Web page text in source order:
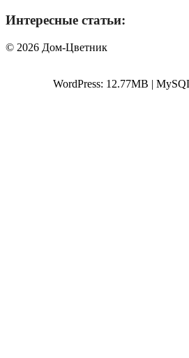
Интересные статьи:
© 2026 Дом-Цветник
WordPress: 12.77MB |